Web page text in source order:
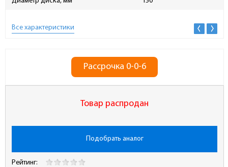
Все характеристики
Рассрочка 0-0-6
Товар распродан
Подобрать аналог
Рейтинг: